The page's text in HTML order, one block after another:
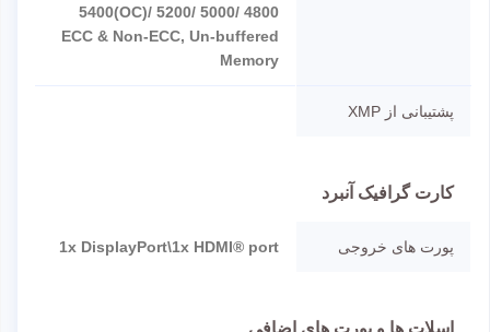
5400(OC)/ 5200/ 5000/ 4800
ECC & Non-ECC, Un-buffered
Memory
پشتیبانی از XMP
کارت گرافیک آنبرد
پورت های خروجی 1x DisplayPort\1x HDMI® port
اسلات ها و پورت های اضافی